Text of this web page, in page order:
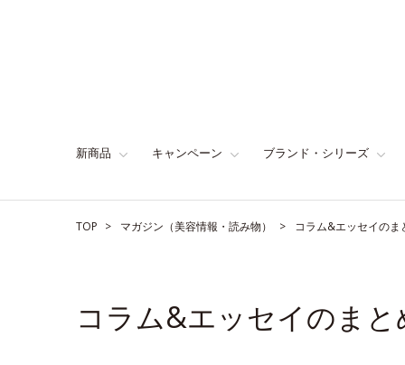
新商品 キャンペーン ブランド・シリーズ
TOP マガジン（美容情報・読み物） コラム&エッセイのま
コラム&エッセイのまと